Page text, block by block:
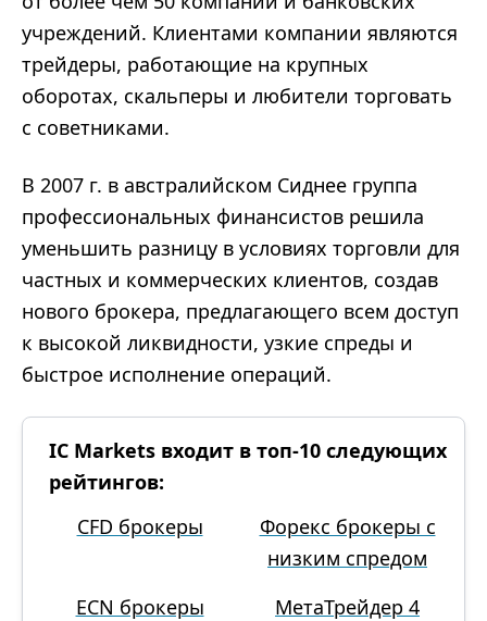
учреждений. Клиентами компании являются
трейдеры, работающие на крупных
оборотах, скальперы и любители торговать
с советниками.
В 2007 г. в австралийском Сиднее группа
профессиональных финансистов решила
уменьшить разницу в условиях торговли для
частных и коммерческих клиентов, создав
нового брокера, предлагающего всем доступ
к высокой ликвидности, узкие спреды и
быстрое исполнение операций.
IC Markets входит в топ-10 следующих
рейтингов:
CFD брокеры
Форекс брокеры с
низким спредом
ECN брокеры
МетаТрейдер 4